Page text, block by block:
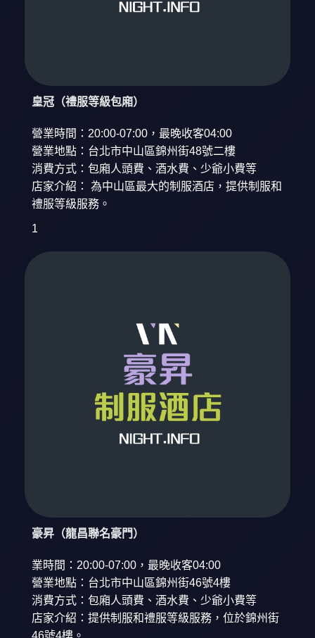
皇冠（禮服等級包廂）
營業時間：20:00-07:00，最晚收客04:00
營業地點：台北市中山區錦州街48號二樓
消費方式：包廂人頭費、酒水費、少爺小費等
店家介紹： 為中山區最大的制服酒店，提供制服和
禮服等級服務。
1
豪昇（龍昌聯名豪門）
業時間：20:00-07:00，最晚收客04:00
營業地點：台北市中山區錦州街46號4樓
消費方式：包廂人頭費、酒水費、少爺小費等
店家介紹：提供制服和禮服等級服務，位於錦州街
46號4樓。